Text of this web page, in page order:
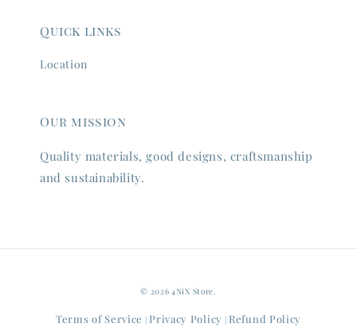
Quick links
Location
Our mission
Quality materials, good designs, craftsmanship
and sustainability.
© 2026 4NiX Store.
Terms of Service | Privacy Policy | Refund Policy